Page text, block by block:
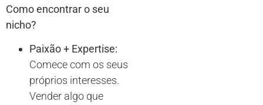
Como encontrar o seu
nicho?
Paixão + Expertise:
Comece com os seus
próprios interesses.
Vender algo que